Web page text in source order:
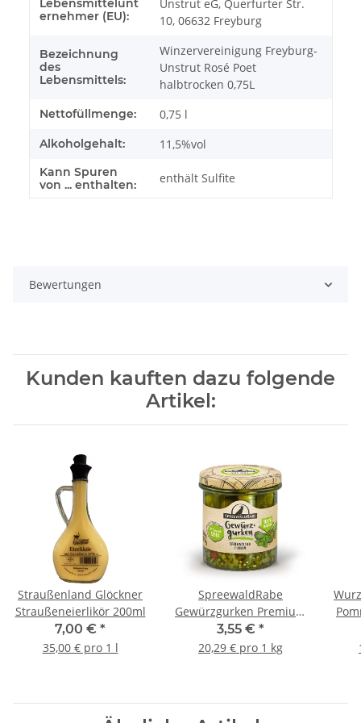
Lebensmittelunt
ernehmer (EU):
Unstrut eG, Querfurter Str.
10, 06632 Freyburg
Bezeichnung
des
Lebensmittels:
Winzervereinigung Freyburg-
Unstrut Rosé Poet
halbtrocken 0,75L
Nettofüllmenge: 0,75 l
Alkoholgehalt: 11,5%vol
Kann Spuren
von ... enthalten:
enthält Sulfite
Bewertungen
Kunden kauften dazu folgende
Artikel:
Straußenland Glöckner
Straußeneierlikör 200ml
7,00 € *
35,00 € pro 1 l
SpreewaldRabe
Gewürzgurken Premium
330g
3,55 € *
20,29 € pro 1 kg